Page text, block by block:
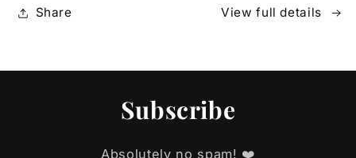
Share View full details
Subscribe
Absolutely no spam! ❤️